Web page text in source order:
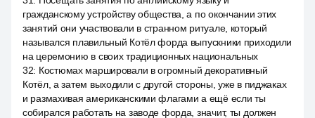
гражданскому устройству общества, а по окончании этих
занятий они участвовали в странном ритуале, который
назывался плавильный Котёл форда выпускники приходили
на церемонию в своих традиционных национальных
32: Костюмах маршировали в огромный декоративный
Котёл, а затем выходили с другой стороны, уже в пиджаках
и размахивая американскими флагами а ещё если ты
собирался работать на заводе форда, значит, ты должен